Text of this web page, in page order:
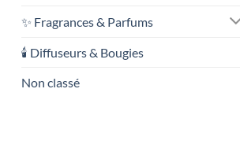
✨ Fragrances & Parfums
🕯️ Diffuseurs & Bougies
Non classé